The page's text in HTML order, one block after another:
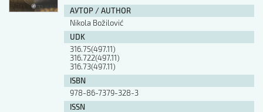
АУТОР / AUTHOR
Nikola Božilović
UDK
316.75(497.11)
316.722(497.11)
316.73(497.11)
ISBN
978-86-7379-328-3
ISSN